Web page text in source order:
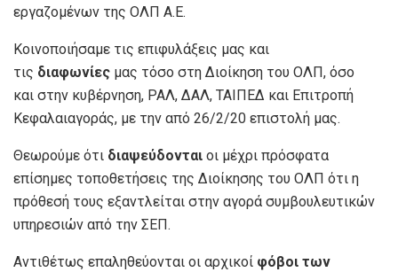
εργαζομένων της OΛΠ Α.Ε.
Κοινοποιήσαμε τις επιφυλάξεις μας και
τις διαφωνίες μας τόσο στη Διοίκηση του ΟΛΠ, όσο
και στην κυβέρνηση, ΡΑΛ, ΔΑΛ, ΤΑΙΠΕΔ και Επιτροπή
Κεφαλαιαγοράς, με την από 26/2/20 επιστολή μας.
Θεωρούμε ότι διαψεύδονται οι μέχρι πρόσφατα
επίσημες τοποθετήσεις της Διοίκησης του OΛΠ ότι η
πρόθεσή τους εξαντλείται στην αγορά συμβουλευτικών
υπηρεσιών από την ΣΕΠ.
Αντιθέτως επαληθεύονται οι αρχικοί φόβοι των